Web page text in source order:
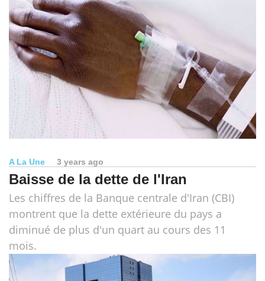
A La Une 3 years ago
Baisse de la dette de l'Iran
Les chiffres de la Banque centrale d'Iran (CBI)
montrent que la dette extérieure du pays a
diminué de plus d'un quart au cours des 11
mois.